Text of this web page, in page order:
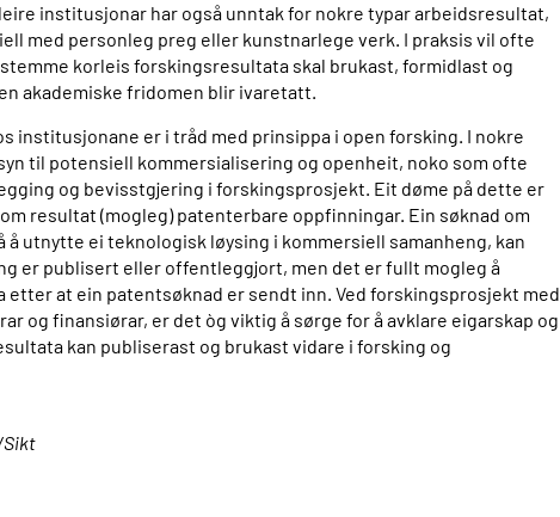
institusjonar har også unntak for nokre typar arbeidsresultat,
med personleg preg eller kunstnarlege verk. I praksis vil ofte
korleis forskingsresultata skal brukast, formidlast og
akademiske fridomen blir ivaretatt.
institusjonane er i tråd med prinsippa i open forsking. I nokre
til potensiell kommersialisering og openheit, noko som ofte
og bevisstgjering i forskingsprosjekt. Eit døme på dette er
resultat (mogleg) patenterbare oppfinningar. Ein søknad om
utnytte ei teknologisk løysing i kommersiell samanheng, kan
er publisert eller offentleggjort, men det er fullt mogleg å
at ein patentsøknad er sendt inn. Ved forskingsprosjekt med
og finansiørar, er det òg viktig å sørge for å avklare eigarskap og
kan publiserast og brukast vidare i forsking og